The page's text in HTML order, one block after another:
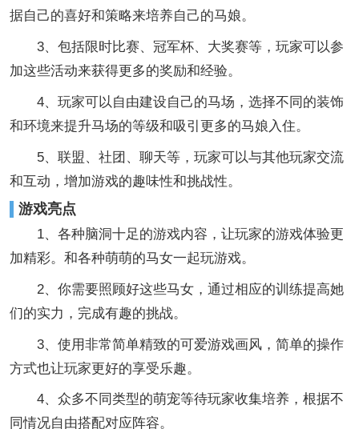
据自己的喜好和策略来培养自己的马娘。
3、包括限时比赛、冠军杯、大奖赛等，玩家可以参
加这些活动来获得更多的奖励和经验。
4、玩家可以自由建设自己的马场，选择不同的装饰
和环境来提升马场的等级和吸引更多的马娘入住。
5、联盟、社团、聊天等，玩家可以与其他玩家交流
和互动，增加游戏的趣味性和挑战性。
游戏亮点
1、各种脑洞十足的游戏内容，让玩家的游戏体验更
加精彩。和各种萌萌的马女一起玩游戏。
2、你需要照顾好这些马女，通过相应的训练提高她
们的实力，完成有趣的挑战。
3、使用非常简单精致的可爱游戏画风，简单的操作
方式也让玩家更好的享受乐趣。
4、众多不同类型的萌宠等待玩家收集培养，根据不
同情况自由搭配对应阵容。